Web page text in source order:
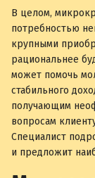
В целом,
потребностью
крупными
рациональнее
может помочь
стабильного
получающим
вопросам
Специалист
и предложит